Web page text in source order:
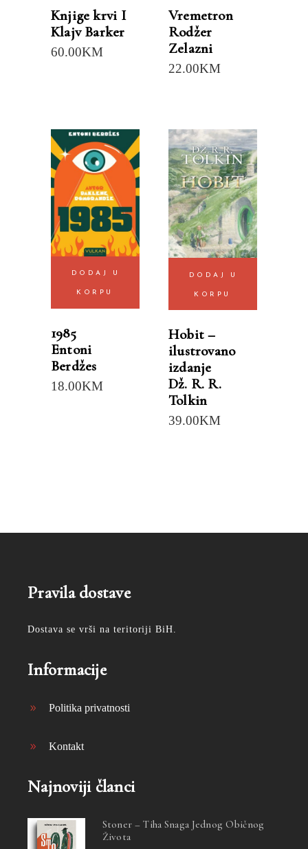
Knjige krvi I
Klajv Barker
60.00KM
Vremetron
Rodžer
Zelazni
22.00KM
DODAJ U
KORPU
1985
Entoni
Berdžes
18.00KM
DODAJ U
KORPU
Hobit –
ilustrovano
izdanje
Dž. R. R.
Tolkin
39.00KM
Pravila dostave
Dostava se vrši na teritoriji BiH.
Informacije
Politika privatnosti
Kontakt
Najnoviji članci
Stoner – Tiha Snaga Jednog Običnog
Života